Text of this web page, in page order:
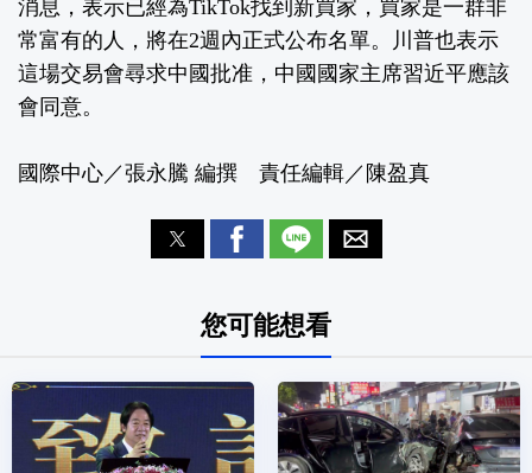
消息，表示已經為TikTok找到新買家，買家是一群非
常富有的人，將在2週內正式公布名單。川普也表示
這場交易會尋求中國批准，中國國家主席習近平應該
會同意。
國際中心／張永騰 編撰 責任編輯／陳盈真
您可能想看